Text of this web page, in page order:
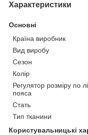
Характеристики
Основні
Країна виробник
Вид виробу
Сезон
Колір
Регулятор розміру по
пояса
Стать
Тип тканини
Користувальницькі